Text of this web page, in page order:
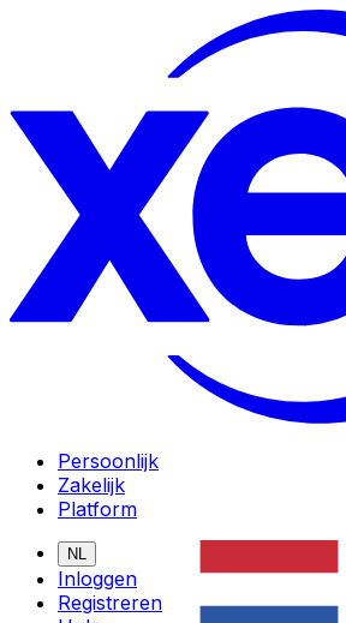
Persoonlijk
Zakelijk
Platform
NL
Inloggen
Registreren